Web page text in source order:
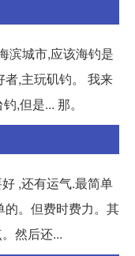
滨城市,应该海钓是
,主玩矶钓。 我来
,但是... 那。
,还有运气.最简单
的。但费时费力。其
然后还...